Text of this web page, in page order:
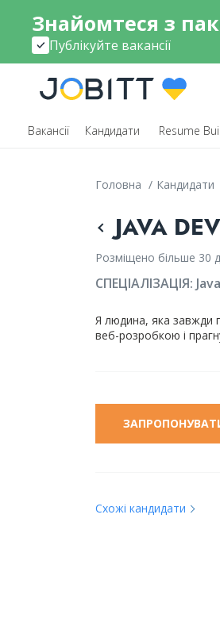
Знайомтеся з
Публікуйте вакансії
Вакансії Кандидати Resume
Головна / Кандидати
JAVA
Розміщено більше 30
СПЕЦІАЛІЗАЦІЯ: Java
Я людина, яка завжди
веб-розробкою і
Схожі кандидати